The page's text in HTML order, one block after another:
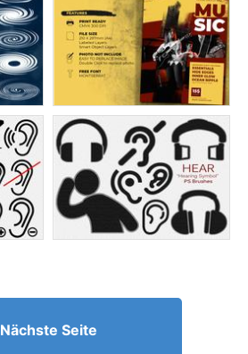
Nächste Seite